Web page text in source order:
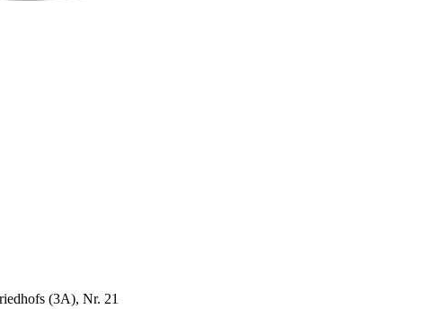
(3A), Nr. 21